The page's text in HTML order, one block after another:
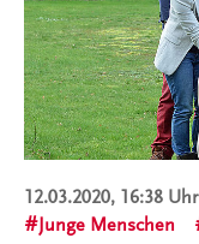
12.03.2020, 16:38 Uhr
Junge Menschen